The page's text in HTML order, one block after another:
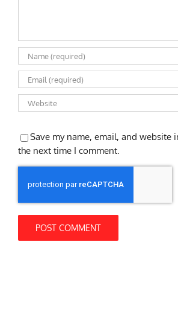
Save my name, email, and website
the next time I comment.